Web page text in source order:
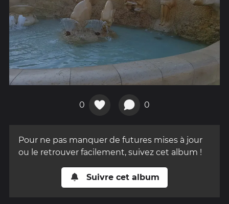
0 0
Pour ne pas manquer de futures mises à jour
ou le retrouver facilement, suivez cet album !
Suivre cet album